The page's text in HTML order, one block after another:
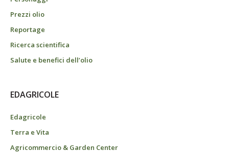
Prezzi olio
Reportage
Ricerca scientifica
Salute e benefici dell’olio
EDAGRICOLE
Edagricole
Terra e Vita
Agricommercio & Garden Center